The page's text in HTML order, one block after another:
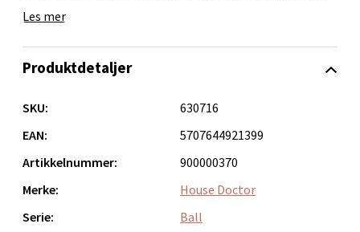
gangen, på badet eller som fargerik oppbevaring på
- Håndlaget design
- Fem dekorative og praktiske knagger
som også fungerer som veggdekor.
Les mer
Produktdetaljer
SKU:
630716
EAN:
5707644921399
Artikkelnummer:
900000370
Merke:
House Doctor
Serie:
Ball
Velg
Oppdal - Aunasenteret
Aunasenteret, Sunndalsvegen 3, 7340 Oppdal